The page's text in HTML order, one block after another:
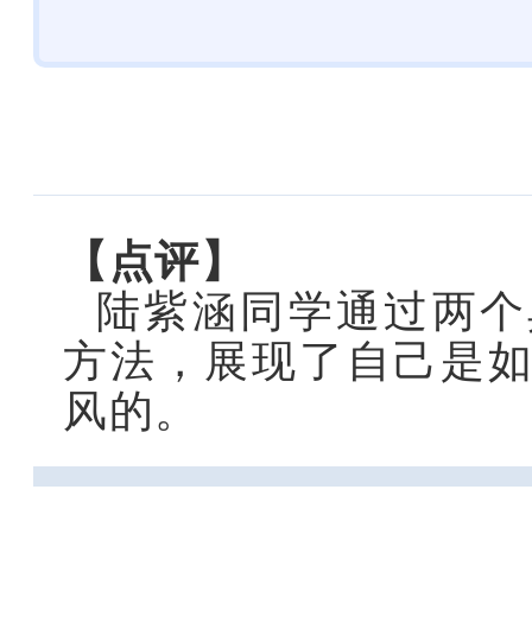
【点评】
陆紫涵同学通过两
方法，展现了自己是
风的。